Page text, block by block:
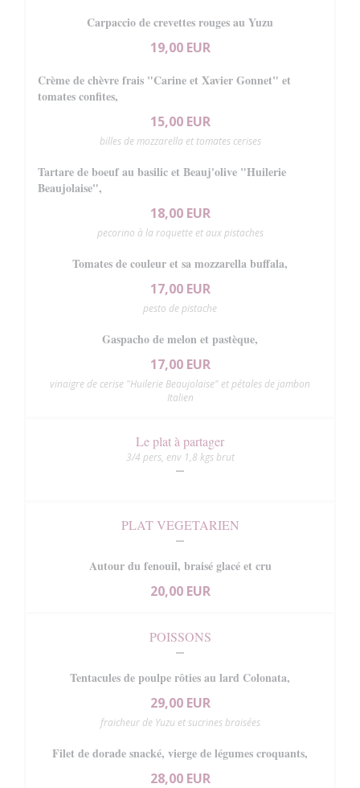
Carpaccio de crevettes rouges au Yuzu
19,00 EUR
Crème de chèvre frais "Carine et Xavier Gonnet" et
tomates confites,
15,00 EUR
billes de mozzarella et tomates cerises
Tartare de boeuf au basilic et Beauj'olive "Huilerie
Beaujolaise",
18,00 EUR
pecorino à la roquette et aux pistaches
Tomates de couleur et sa mozzarella buffala,
17,00 EUR
pesto de pistache
Gaspacho de melon et pastèque,
17,00 EUR
vinaigre de cerise "Huilerie Beaujolaise" et pétales de jambon
Italien
Le plat à partager
3/4 pers, env 1,8 kgs brut
PLAT VEGETARIEN
Autour du fenouil, braisé glacé et cru
20,00 EUR
POISSONS
Tentacules de poulpe rôties au lard Colonata,
29,00 EUR
fraicheur de Yuzu et sucrines braisées
Filet de dorade snacké, vierge de légumes croquants,
28,00 EUR